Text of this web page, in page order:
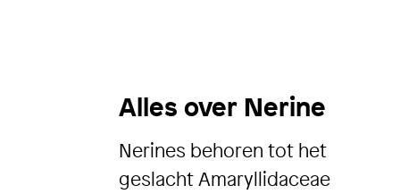
Alles over Nerine
Nerines behoren tot het
geslacht Amaryllidaceae